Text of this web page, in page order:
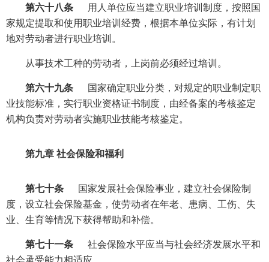
第六十八条
用人单位应当建立职业培训制度，按照国
家规定提取和使用职业培训经费，根据本单位实际，有计划
地对劳动者进行职业培训。
从事技术工种的劳动者，上岗前必须经过培训。
第六十九条
国家确定职业分类，对规定的职业制定职
业技能标准，实行职业资格证书制度，由经备案的考核鉴定
机构负责对劳动者实施职业技能考核鉴定。
第九章 社会保险和福利
第七十条
国家发展社会保险事业，建立社会保险制
度，设立社会保险基金，使劳动者在年老、患病、工伤、失
业、生育等情况下获得帮助和补偿。
第七十一条
社会保险水平应当与社会经济发展水平和